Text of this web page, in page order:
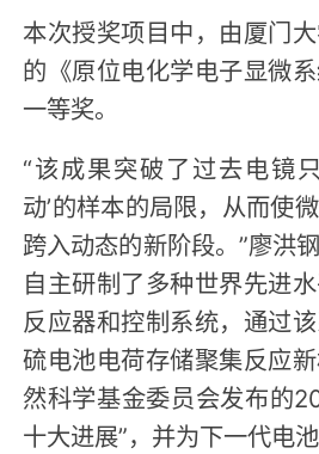
本次授奖项目中，由厦门
的《原位电化学电子显微
一等奖。
“该成果突破了过去电镜
动’的样本的局限，从而使
跨入动态的新阶段。”廖洪
自主研制了多种世界先进
反应器和控制系统，通过
硫电池电荷存储聚集反应
然科学基金委员会发布的
十大进展”，并为下一代电